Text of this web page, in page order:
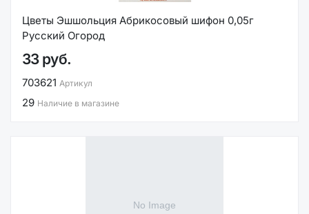
Цветы Эшшольция Абрикосовый шифон 0,05г
Русский Огород
33 руб.
703621 Артикул
29 Наличие в магазине